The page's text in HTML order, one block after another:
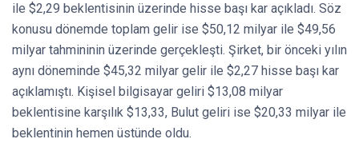
ile $2,29 beklentisinin üzerinde hisse başı kar açıkladı. Söz
konusu dönemde toplam gelir ise $50,12 milyar ile $49,56
milyar tahmininin üzerinde gerçekleşti. Şirket, bir önceki yılın
aynı döneminde $45,32 milyar gelir ile $2,27 hisse başı kar
açıklamıştı. Kişisel bilgisayar geliri $13,08 milyar
beklentisine karşılık $13,33, Bulut geliri ise $20,33 milyar ile
beklentinin hemen üstünde oldu.